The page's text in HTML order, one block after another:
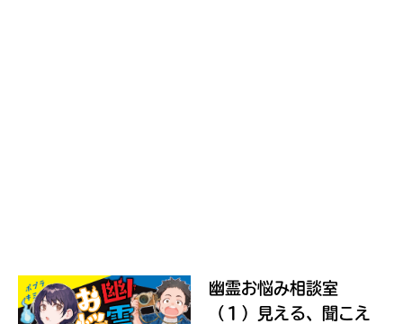
幽霊お悩み相談室
（１）見える、聞こえ